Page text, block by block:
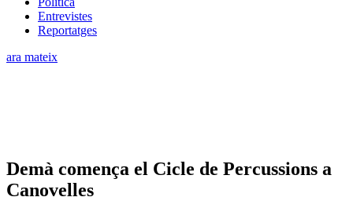
Entrevistes
Reportatges
ara mateix
Demà comença el Cicle de Percussions a
Canovelles